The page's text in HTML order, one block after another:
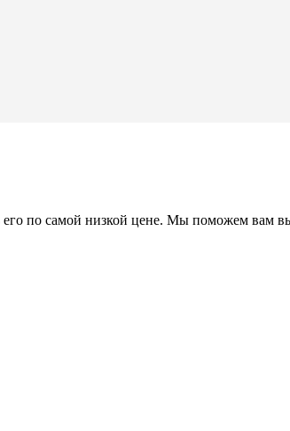
по самой низкой цене. Мы поможем вам